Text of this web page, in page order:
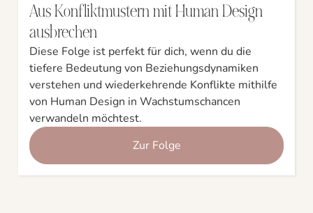
Aus Konfliktmustern mit Human Design
ausbrechen
Diese Folge ist perfekt für dich, wenn du die
tiefere Bedeutung von Beziehungsdynamiken
verstehen und wiederkehrende Konflikte mithilfe
von Human Design in Wachstumschancen
verwandeln möchtest.
Zur Folge